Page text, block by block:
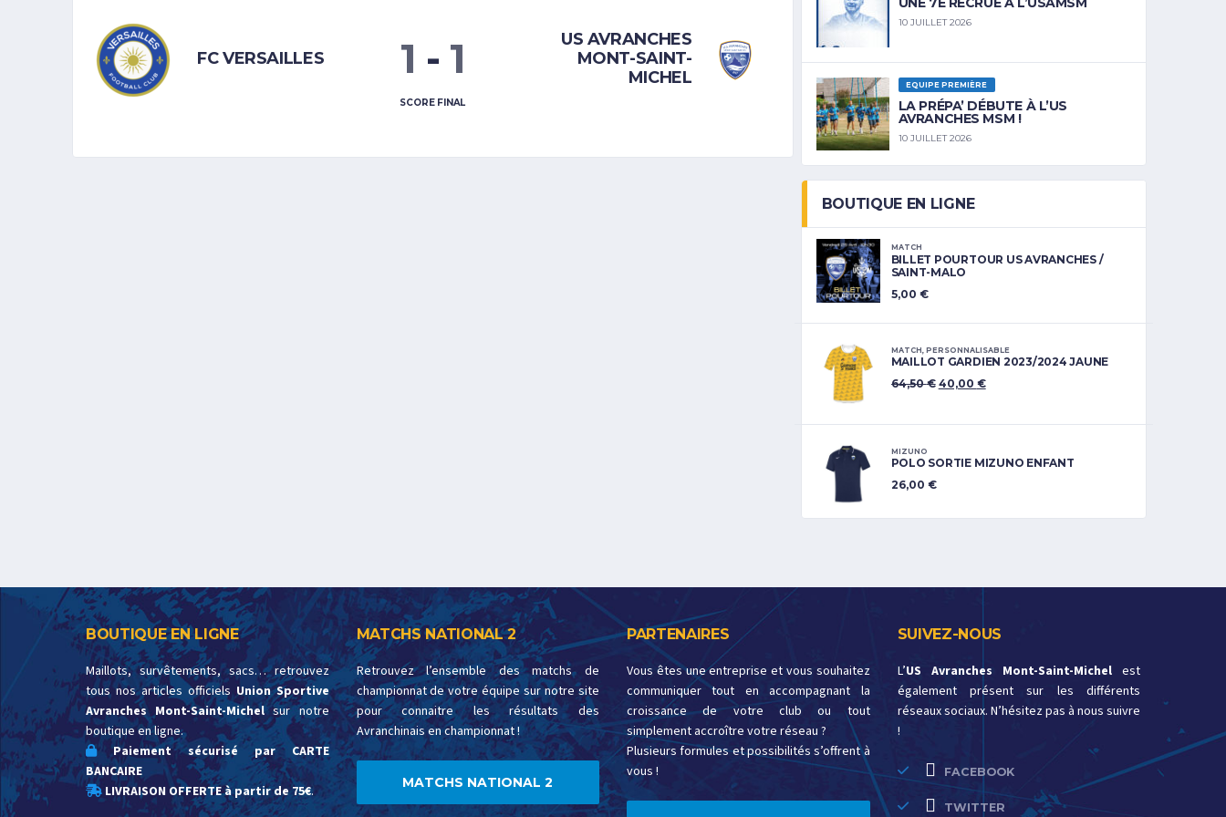
FC VERSAILLES
US AVRANCHES
MONT-SAINT-
MICHEL
1 - 1
SCORE FINAL
10 JUILLET 2026
EQUIPE PREMIÈRE
LA PRÉPA’ DÉBUTE À L’US
AVRANCHES MSM !
10 JUILLET 2026
BOUTIQUE EN LIGNE
MATCH
BILLET POURTOUR US AVRANCHES /
SAINT-MALO
5,00 €
MATCH PERSONNALISABLE
MAILLOT GARDIEN 2023/2024 JAUNE
64,50€ 40,00 €
MIZUNO
POLO SORTIE MIZUNO ENFANT
26,00 €
BOUTIQUE EN LIGNE
Maillots, survêtements, sacs… retrouvez
tous nos articles officiels Union Sportive
Avranches Mont-Saint-Michelsur notre
boutique en ligne.
Paiement sécurisé par CARTE
BANCAIRE
LIVRAISON OFFERTE à partir de 75€.
MATCHS NATIONAL 2
Retrouvez l’ensemble des matchs de
championnat de votre équipe sur notre site
pour connaitre les résultats des
Avranchinais en championnat !
MATCHS NATIONAL 2
PARTENAIRES
Vous êtes une entreprise et vous souhaitez
communiquer tout en accompagnant la
croissance de votre club ou tout
simplement accroître votre réseau ?
Plusieurs formules et possibilités s’offrent à
vous !
SUIVEZ-NOUS
L’US Avranches Mont-Saint-Michelest
également présent sur les différents
réseaux sociaux. N’hésitez pas à nous suivre
!
FACEBOOK
TWITTER